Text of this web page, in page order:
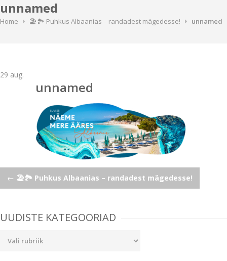
unnamed
Home 🏖️🏞️ Puhkus Albaanias – randadest mägedesse! unnamed
29 aug.
unnamed
Post
← 🏖️🏞️ Puhkus Albaanias – randadest mägedesse!
UUDISTE KATEGOORIAD